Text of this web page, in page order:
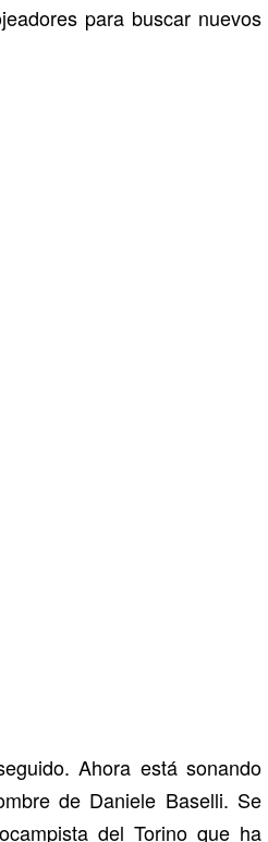
para buscar nuevos
Ahora está sonando
de Daniele Baselli. Se
del Torino que ha